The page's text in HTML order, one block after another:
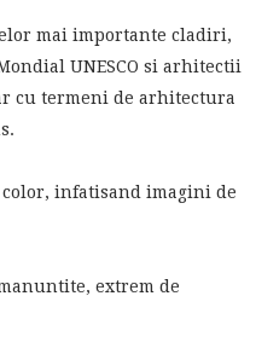
mai importante cladiri,
UNESCO si arhitectii
cu termeni de arhitectura
infatisand imagini de
extrem de